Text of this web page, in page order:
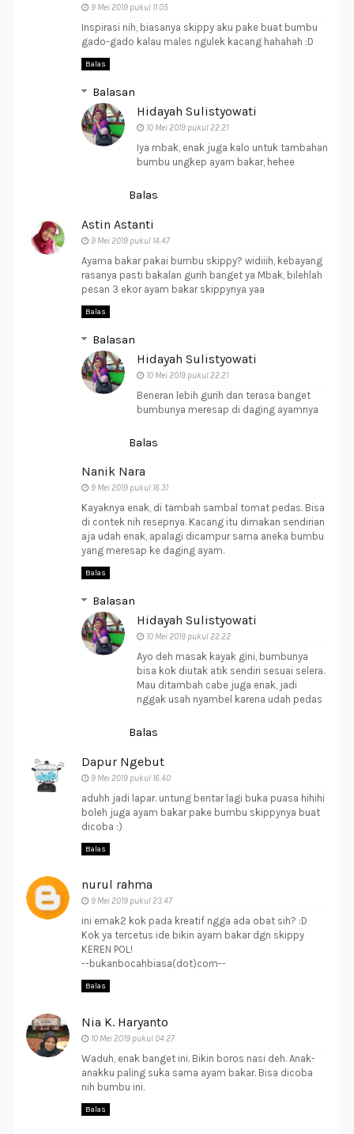
9 Mei 2019 pukul 11.05
Inspirasi nih, biasanya skippy aku pake buat bumbu
gado-gado kalau males ngulek kacang hahahah :D
Balas
Balasan
Hidayah Sulistyowati
10 Mei 2019 pukul 22.21
Iya mbak, enak juga kalo untuk tambahan
bumbu ungkep ayam bakar, hehee
Balas
Astin Astanti
9 Mei 2019 pukul 14.47
Ayama bakar pakai bumbu skippy? widiiih, kebayang
rasanya pasti bakalan gurih banget ya Mbak, bilehlah
pesan 3 ekor ayam bakar skippynya yaa
Balas
Balasan
Hidayah Sulistyowati
10 Mei 2019 pukul 22.21
Beneran lebih gurih dan terasa banget
bumbunya meresap di daging ayamnya
Balas
Nanik Nara
9 Mei 2019 pukul 16.31
Kayaknya enak, di tambah sambal tomat pedas. Bisa
di contek nih resepnya. Kacang itu dimakan sendirian
aja udah enak, apalagi dicampur sama aneka bumbu
yang meresap ke daging ayam.
Balas
Balasan
Hidayah Sulistyowati
10 Mei 2019 pukul 22.22
Ayo deh masak kayak gini, bumbunya
bisa kok diutak atik sendiri sesuai selera.
Mau ditambah cabe juga enak, jadi
nggak usah nyambel karena udah pedas
Balas
Dapur Ngebut
9 Mei 2019 pukul 16.40
aduhh jadi lapar. untung bentar lagi buka puasa hihihi
boleh juga ayam bakar pake bumbu skippynya buat
dicoba :)
Balas
nurul rahma
9 Mei 2019 pukul 23.47
ini emak2 kok pada kreatif ngga ada obat sih? :D
Kok ya tercetus ide bikin ayam bakar dgn skippy
KEREN POL!
--bukanbocahbiasa(dot)com--
Balas
Nia K. Haryanto
10 Mei 2019 pukul 04.27
Waduh, enak banget ini. Bikin boros nasi deh. Anak-
anakku paling suka sama ayam bakar. Bisa dicoba
nih bumbu ini.
Balas